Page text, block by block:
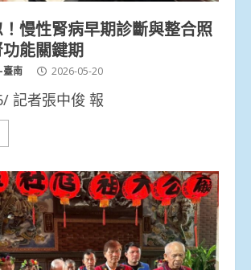
慢性腎病早期診斷與整合照
能關鍵期
南 2026-05-20
記者張中俊 報